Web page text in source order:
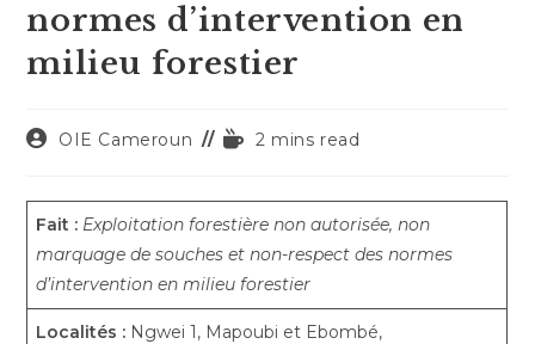
normes d’intervention en
milieu forestier
Auteur/autrice
publication :
OIE Cameroun
Temps2 mins read
Fait : Exploitation forestière non autorisée, non
marquage de souches et non-respect des normes
d’intervention en milieu forestier
Localités : Ngwei 1, Mapoubi et Ebombé,